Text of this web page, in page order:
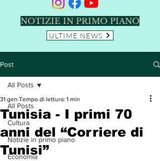
NOTIZIE IN PRIMO PIANO
ULTIME NEWS
Post
All Posts
Cultura
Notizie in primo piano
Economia
All Posts
Tunisia - I primi 70
anni del “Corriere di
Tunisi”
31 gen Tempo di lettura: 1 min